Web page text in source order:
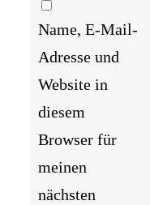
Name, E-Mail-
Adresse und
Website in
diesem
Browser für
meinen
nächsten